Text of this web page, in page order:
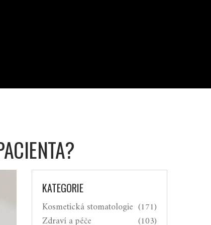
KATEGORIE
Kosmetická stomatologie (171)
Zdraví a péče (103)